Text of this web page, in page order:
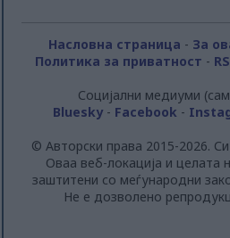
Насловна страница - За
Политика за приватност -
Социјални медиуми
Bluesky- Facebook -
© Авторски права 2015-2026.
Оваа веб-локација и целата
заштитени со меѓународни
Не е дозволено